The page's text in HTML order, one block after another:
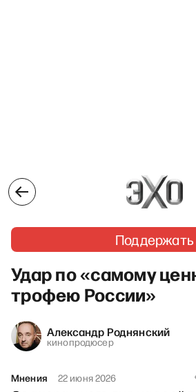
Поддержать
Удар по «самому
трофею России»
Александр Роднянский
кинопродюсер
Мнения 22 июня 2026